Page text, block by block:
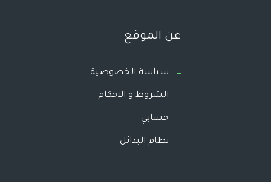
عن الموقع
سياسة الخصوصية
الشروط و الاحكام
حسابي
نظام البدائل